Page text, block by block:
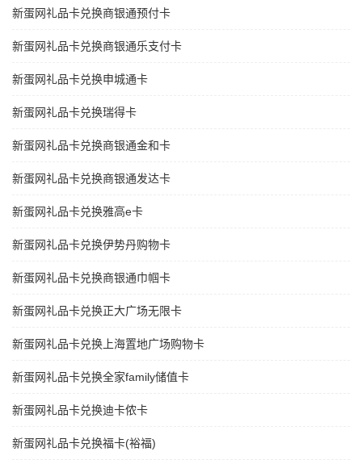
新蛋网礼品卡兑换商银通预付卡
新蛋网礼品卡兑换商银通乐支付卡
新蛋网礼品卡兑换申城通卡
新蛋网礼品卡兑换瑞得卡
新蛋网礼品卡兑换商银通金和卡
新蛋网礼品卡兑换商银通发达卡
新蛋网礼品卡兑换雅高e卡
新蛋网礼品卡兑换伊势丹购物卡
新蛋网礼品卡兑换商银通巾帼卡
新蛋网礼品卡兑换正大广场无限卡
新蛋网礼品卡兑换上海置地广场购物卡
新蛋网礼品卡兑换全家family储值卡
新蛋网礼品卡兑换迪卡侬卡
新蛋网礼品卡兑换福卡(裕福)